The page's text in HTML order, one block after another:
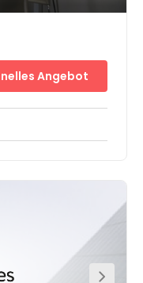
Gebäude ist
und allen
Angebot